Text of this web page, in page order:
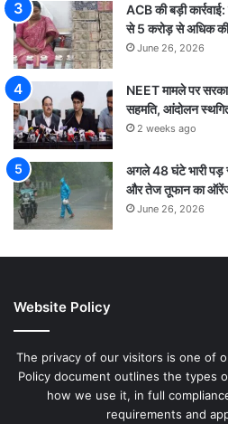
ACB की बड़ी
से 5 करोड़ से अधिक की
June 26, 2026
NEET मामले पर
सहमति, आंदोलन
2 weeks ago
अगले 48 घंटे भारी पड़
और तेज तूफान का
June 26, 2026
Website Policy
The privacy of our visitors is one of
Policy document outlines the types
how we use it, in full
requirements and